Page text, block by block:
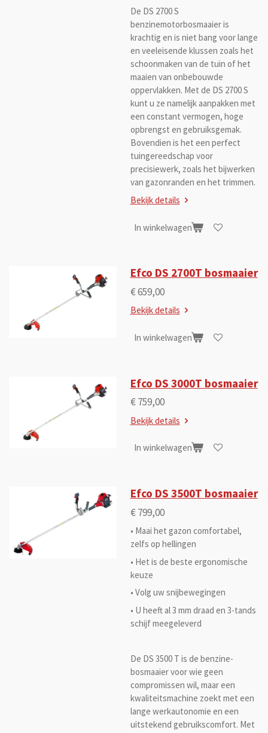
De DS 2700 S
benzinemotorbosmaaier is
krachtig en is niet bang voor lange
en veeleisende klussen zoals het
schoonmaken van de tuin of het
maaien van onbebouwde
oppervlakken. Met de DS 2700 S
kunt u ze namelijk aanpakken met
een constant vermogen, hoge
opbrengst en gebruiksgemak.
Bovendien is het een perfect
tuingereedschap voor
precisiewerk, zoals het bijwerken
van gazonranden en het trimmen.
Bekijk details
In winkelwagen
Efco DS 2700T bosmaaier
€ 659,00
Bekijk details
In winkelwagen
Efco DS 3000T bosmaaier
€ 759,00
Bekijk details
In winkelwagen
Efco DS 3500T bosmaaier
€ 799,00
• Maai het gazon comfortabel,
zelfs op hellingen
• Het is de beste ergonomische
keuze
• Volg uw snijbewegingen
• U heeft al 3 mm draad en 3-tands
schijf meegeleverd
De DS 3500 T is de benzine-
bosmaaier voor wie geen
compromissen wil, maar een
kwaliteitsmachine zoekt met een
lange werkautonomie en een
uitstekend gebruikscomfort. Met